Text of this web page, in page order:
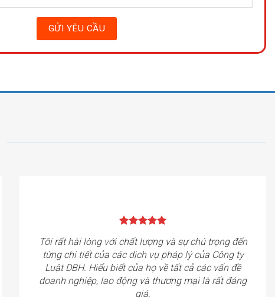
Tôi rất hài lòng với chất lượng và sự chú trọng đến
từng chi tiết của các dịch vụ pháp lý của Công ty
Luật DBH. Hiểu biết của họ về tất cả các vấn đề
doanh nghiệp, lao động và thương mại là rất đáng
giá.